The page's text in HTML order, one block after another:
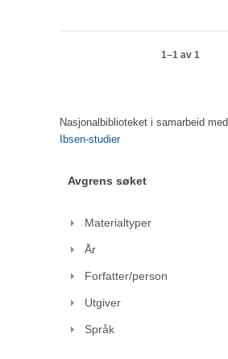
1–1 av 1
Nasjonalbiblioteket i samarbeid med
Ibsen-studier
Avgrens søket
Materialtyper
År
Forfatter/person
Utgiver
Språk